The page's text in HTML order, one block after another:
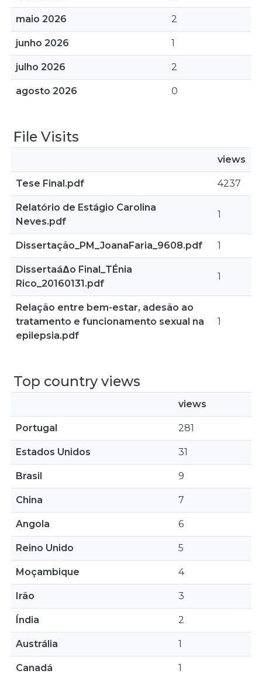
maio 2026 2
junho 2026 1
julho 2026 2
agosto 2026 0
File Visits
views
Tese Final.pdf 4237
Relatório de Estágio Carolina
Neves.pdf
1
Dissertação_PM_JoanaFaria_9608.pdf 1
Dissertaá∆o Final_TÉnia
Rico_20160131.pdf
1
Relação entre bem-estar, adesão ao
tratamento e funcionamento sexual na
epilepsia.pdf
1
Top country views
views
Portugal 281
Estados Unidos 31
Brasil 9
China 7
Angola 6
Reino Unido 5
Moçambique 4
Irão 3
Índia 2
Austrália 1
Canadá 1